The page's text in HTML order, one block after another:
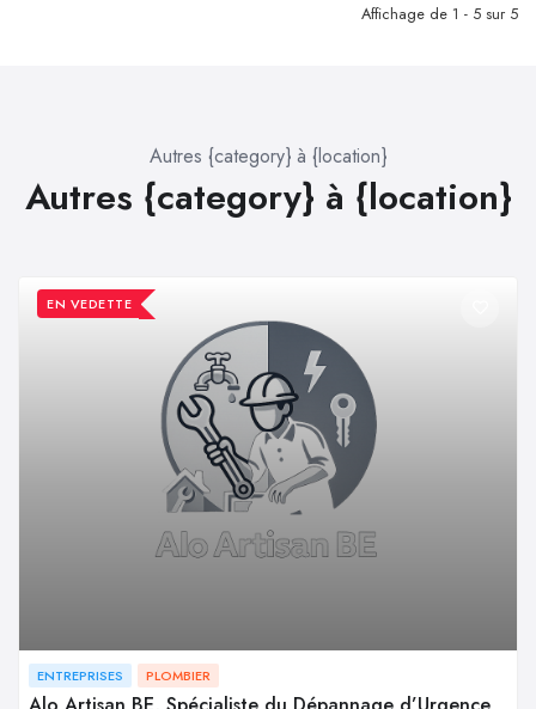
Affichage de 1 - 5 sur 5
Autres {category} à {location}
Autres {category} à {location}
EN VEDETTE
ENTREPRISES PLOMBIER